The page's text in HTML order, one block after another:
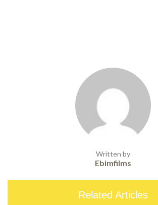
Written by
Ebimfilms
Related Articles